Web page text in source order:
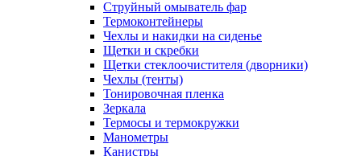
Струйный омыватель фар
Термоконтейнеры
Чехлы и накидки на сиденье
Щетки и скребки
Щетки стеклоочистителя (дворники)
Чехлы (тенты)
Тонировочная пленка
Зеркалa
Термосы и термокружки
Манометры
Канистры